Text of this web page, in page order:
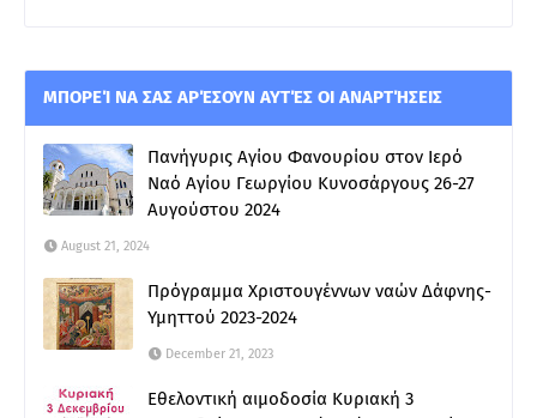
ΜΠΟΡΕΊ ΝΑ ΣΑΣ ΑΡΈΣΟΥΝ ΑΥΤΈΣ ΟΙ ΑΝΑΡΤΉΣΕΙΣ
Πανήγυρις Αγίου Φανουρίου στον Ιερό
Ναό Αγίου Γεωργίου Κυνοσάργους 26-27
Αυγούστου 2024
August 21, 2024
Πρόγραμμα Χριστουγέννων ναών Δάφνης-
Υμηττού 2023-2024
December 21, 2023
Εθελοντική αιμοδοσία Κυριακή 3